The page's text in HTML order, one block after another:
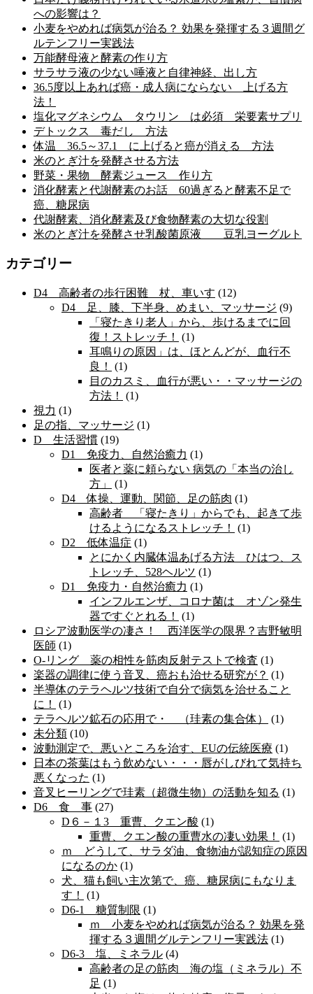
への影響は？
小麦をやめれば病気が治る？ 効果を発揮する３週間グ
ルテンフリー実践法
万能酵母液と酵素の作り方
サラサラ液の少ない唾液と自律神経、出し方
36.5度以上あれば癌・成人病にならない 上げる方
法！
塩化マグネシウム タウリン は必須 栄要素サプリ
デトックス 毒だし 方法
体温 36.5～37.1 に上げると癌が消える 方法
米のとぎ汁を発酵させる方法
野菜・果物 酵素ジュース 作り方
消化酵素と代謝酵素のお話 60過ぎると酵素不足で
癌、糖尿病
代謝酵素、消化酵素及び食物酵素の大切な役割
米のとぎ汁を発酵させ乳酸菌原液 豆乳ヨーグルト
カテゴリー
D4 高齢者の歩行困難 杖、車いす (12)
D4 足、膝、下半身、めまい、マッサージ (9)
「寝たきり老人」から、歩けるまでに回
復！ストレッチ！
(1)
耳鳴りの原因」は、ほとんどが、血行不
良！
(1)
目のカスミ、血行が悪い・・マッサージの
方法！
(1)
視力 (1)
足の指、マッサージ (1)
D 生活習慣 (19)
D1 免疫力、自然治癒力 (1)
医者と薬に頼らない 病気の「本当の治し
方」
(1)
D4 体操、運動、関節、足の筋肉 (1)
高齢者 「寝たきり」からでも、起きて歩
けるようになるストレッチ！
(1)
D2 低体温症 (1)
とにかく内臓体温あげる方法 ひはつ、ス
トレッチ、528ヘルツ (1)
D1 免疫力・自然治癒力 (1)
インフルエンザ、コロナ菌は オゾン発生
器ですぐとれる！
(1)
ロシア波動医学の凄さ！ 西洋医学の限界？吉野敏明
医師 (1)
O-リング 薬の相性を筋肉反射テストで検査 (1)
楽器の調律に使う音叉、癌おも治せる研究が？ (1)
半導体のテラヘルツ技術で自分で病気を治せること
に！
(1)
テラヘルツ鉱石の応用で・ （珪素の集合体）
(1)
未分類 (10)
波動測定で、悪いところを治す、EUの伝統医療 (1)
日本の茶葉はもう飲めない・・・唇がしびれて気持ち
悪くなった (1)
音叉ヒーリングで珪素（超微生物）の活動を知る (1)
D6 食 事 (27)
D６－１3 重曹、クエン酸 (1)
重曹、クエン酸の重曹水の凄い効果！
(1)
ｍ どうして、サラダ油、食物油が認知症の原因
になるのか (1)
犬、猫も飼い主次第で、癌、糖尿病にもなりま
す！
(1)
D6-1 糖質制限 (1)
ｍ 小麦をやめれば病気が治る？ 効果を発
揮する３週間グルテンフリー実践法 (1)
D6-3 塩、ミネラル (4)
高齢者の足の筋肉 海の塩（ミネラル）不
足 (1)